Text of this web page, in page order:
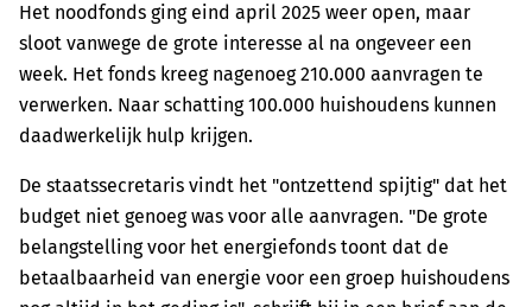
Het noodfonds ging eind april 2025 weer open, maar
sloot vanwege de grote interesse al na ongeveer een
week. Het fonds kreeg nagenoeg 210.000 aanvragen te
verwerken. Naar schatting 100.000 huishoudens kunnen
daadwerkelijk hulp krijgen.
De staatssecretaris vindt het "ontzettend spijtig" dat het
budget niet genoeg was voor alle aanvragen. "De grote
belangstelling voor het energiefonds toont dat de
betaalbaarheid van energie voor een groep huishoudens